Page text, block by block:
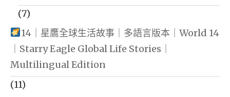
(7)
14｜星鷹全球生活故事｜多語言版本｜World 14
｜Starry Eagle Global Life Stories｜
Multilingual Edition
(11)